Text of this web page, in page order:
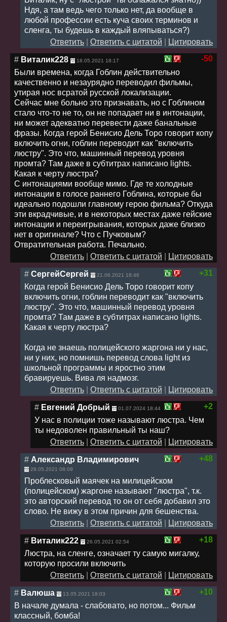
Ндя, а там ведь чего только нет, да вообще в
любой профессии есть куча своих терминов и
сленга, ты будешь в каждый вляпываться?)
Ответить
Ответить с цитатой
Цитировать
-50
# Виталик228 18.05.2021 18:17
Были времена, когда Гоблин действительно
качественно и незаурядно переводил фильмы,
утирая нос всратой русской локализации.
Сейчас мне больно это признавать, но с Гоблином
стало что-то не то, он не попадает ни в интонации,
ни может адекватно перевести даже банальные
фразы. Когда герой Бенисио Дель Торо говорит копу
включить огни, гоблин переводит как "включить
люстру". Это что, машинный перевод уровня
промта? Там даже в субтитрах написано lights.
Какая к черту люстра?
С интонациями вообще мимо. Где те холодные
интонации в голосе раннего Гоблина, которые бы
идеально подошли главному герою фильма? Откуда
эти вкрадчивые, и в некоторых местах даже гейские
интонации и переигрывания, которых даже близко
нет в оригинале? Что с Пучковым?
Отвратительная работа. Печально.
Ответить
Ответить с цитатой
Цитировать
+31
# СергейСергей 21.06.2021 18:46
Когда герой Бенисио Дель Торо говорит копу
включить огни, гоблин переводит как "включить
люстру". Это что, машинный перевод уровня
промта? Там даже в субтитрах написано lights.
Какая к черту люстра?
Когда не знаешь полицейского жаргона ни у нас,
ни у них, но помнишь перевод слова light из
школьной программы и яростно этим
бравируешь. Вива ля надмозг.
Ответить
Ответить с цитатой
Цитировать
+2
# Евгений Добрый 01.07.2024 18:44
У нас в полиции тоже называют люстра. Чем
ты недоволен правильный ты наш?
Ответить
Ответить с цитатой
Цитировать
+48
# Александр Владимирович
28.05.2021 08:09
Проблесковый маячек на милицейском
(полицейском) жаргоне называют "люстра", т.к.
это авторский перевод то он от себя добавил это
слово. Не вижу в этом причин для бешенства.
Ответить
Ответить с цитатой
Цитировать
+18
# Виталик222 26.05.2021 02:54
Люстра, на сленге, означает ту самую мигалку,
которую просили включить
Ответить
Ответить с цитатой
Цитировать
+10
# Валюша 13.05.2021 18:03
В начале думала - слабовато, но потом... Фильм
классный, бомба!